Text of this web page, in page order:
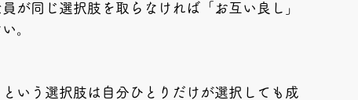
が同じ選択肢を取らなければ「お互い良し」
。
いう選択肢は自分ひとりだけが選択しても成